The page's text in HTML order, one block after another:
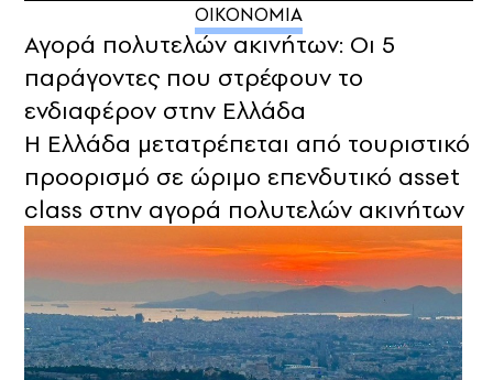
ΟΙΚΟΝΟΜΙΑ
Αγορά πολυτελών ακινήτων: Οι 5
παράγοντες που στρέφουν το
ενδιαφέρον στην Ελλάδα
Η Ελλάδα μετατρέπεται από τουριστικό
προορισμό σε ώριμο επενδυτικό asset
class στην αγορά πολυτελών ακινήτων